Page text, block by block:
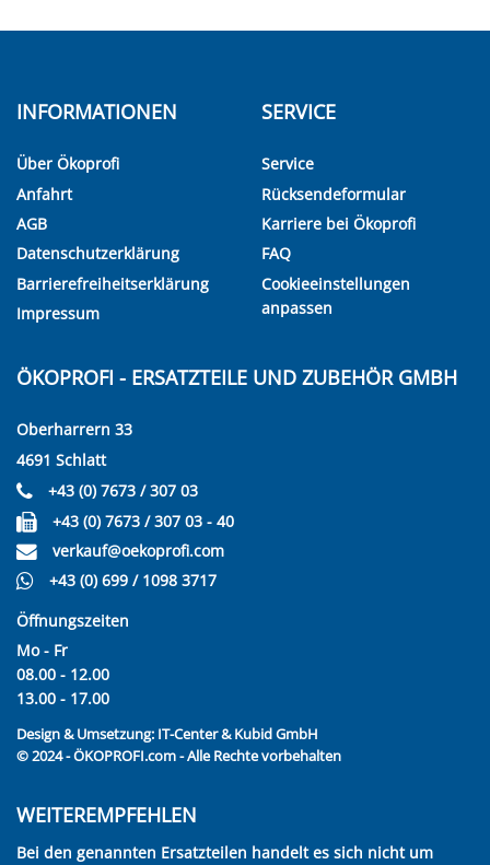
INFORMATIONEN
Über Ökoprofi
Anfahrt
AGB
Datenschutzerklärung
Barrierefreiheitserklärung
Impressum
SERVICE
Service
Rücksendeformular
Karriere bei Ökoprofi
FAQ
Cookieeinstellungen
anpassen
ÖKOPROFI - ERSATZTEILE UND ZUBEHÖR GMBH
Oberharrern 33
4691 Schlatt
+43 (0) 7673 / 307 03
+43 (0) 7673 / 307 03 - 40
verkauf@oekoprofi.com
+43 (0) 699 / 1098 3717
Öffnungszeiten
Mo - Fr
08.00 - 12.00
13.00 - 17.00
Design & Umsetzung: IT-Center & Kubid GmbH
© 2024 - ÖKOPROFI.com - Alle Rechte vorbehalten
WEITEREMPFEHLEN
Bei den genannten Ersatzteilen handelt es sich nicht um